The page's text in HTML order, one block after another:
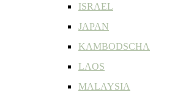
ISRAEL
JAPAN
KAMBODSCHA
LAOS
MALAYSIA